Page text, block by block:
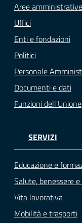
Aree amministrative
Uffici
Enti e fondazioni
Politici
Personale
Documenti e dati
Funzioni dell'Unione
SERVIZI
Educazione e
Salute, benessere
Vita lavorativa
Mobilità e trasporti